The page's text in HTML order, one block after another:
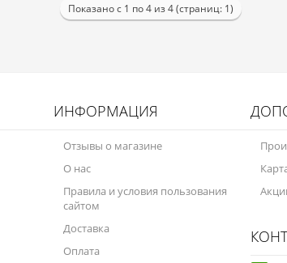
Показано с 1 по 4 из 4 (страниц: 1)
ИНФОРМАЦИЯ
Отзывы о магазине
О нас
Правила и условия пользования
сайтом
Доставка
Оплата